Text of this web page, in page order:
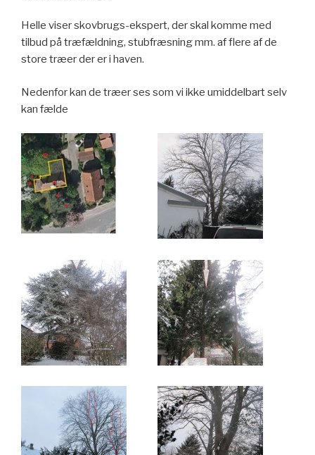
Helle viser skovbrugs-ekspert, der skal komme med
tilbud på træfældning, stubfræsning mm. af flere af de
store træer der er i haven.
Nedenfor kan de træer ses som vi ikke umiddelbart selv
kan fælde